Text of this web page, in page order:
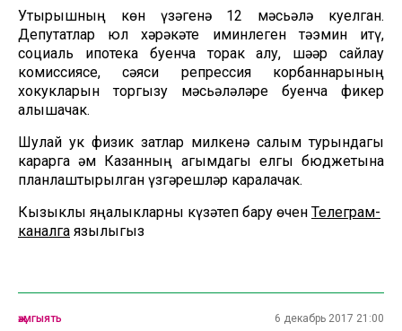
Утырышның көн үзәгенә 12 мәсьәлә куелган.
Депутатлар юл хәрәкәте иминлеген тәэмин итү,
социаль ипотека буенча торак алу, шәһәр сайлау
комиссиясе, сәяси репрессия корбаннарының
хокукларын торгызу мәсьәләләре буенча фикер
алышачак.
Шулай ук физик затлар милкенә салым турындагы
карарга һәм Казанның агымдагы елгы бюджетына
планлаштырылган үзгәрешләр каралачак.
Кызыклы яңалыкларны күзәтеп бару өчен Телеграм-
каналга язылыгыз
җәмгыять 6 декабрь 2017 21:00